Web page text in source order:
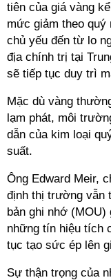
tiên của giá vàng
mức giảm theo
chủ yếu đến từ lo
địa chính trị tại
sẽ tiếp tục duy trì
Mặc dù vàng
lạm phát, môi
dẫn của kim loại
suất.
Ông Edward Meir,
định thị trường vẫn
bản ghi nhớ
những tín hiệu tích
tục tạo sức ép lên
Sự thận trọng của